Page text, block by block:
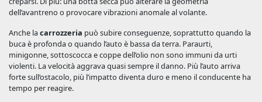
dell’avantreno o provocare vibrazioni anomale al volante.
Anche lacarrozzeria può subire conseguenze, soprattutto quando la
buca è profonda o quando l’auto è bassa da terra. Paraurti,
minigonne, sottoscocca e coppe dell’olio non sono immuni da urti
violenti. La velocità aggrava quasi sempre il danno. Più l’auto arriva
forte sull’ostacolo, più l’impatto diventa duro e meno il conducente ha
tempo per reagire.